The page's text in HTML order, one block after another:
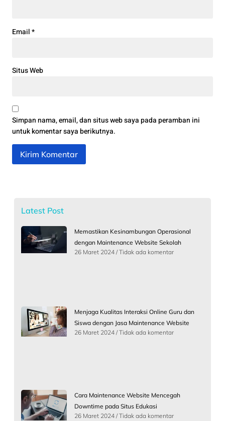
Email*
Situs Web
Simpan nama, email, dan situs web saya pada peramban ini
untuk komentar saya berikutnya.
Latest Post
Memastikan Kesinambungan Operasional
dengan Maintenance Website Sekolah
26 Maret 2024 Tidak ada komentar
Menjaga Kualitas Interaksi Online Guru dan
Siswa dengan Jasa Maintenance Website
26 Maret 2024 Tidak ada komentar
Cara Maintenance Website Mencegah
Downtime pada Situs Edukasi
26 Maret 2024 Tidak ada komentar